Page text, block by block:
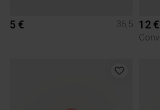
5 € 36,5 12 €